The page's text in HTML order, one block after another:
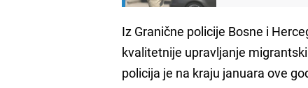
Iz Granične policije Bosne i
kvalitetnije upravljanje
policija je na kraju januara ove